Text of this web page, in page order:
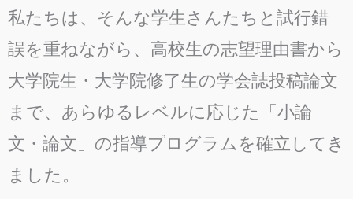
私たちは、そんな学生さんたちと試行錯
誤を重ねながら、高校生の志望理由書から
大学院生・大学院修了生の学会誌投稿論文
まで、あらゆるレベルに応じた「小論
文・論文」の指導プログラムを確立してき
ました。